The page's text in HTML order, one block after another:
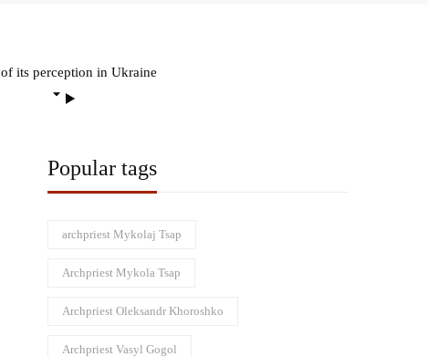
its perception in Ukraine
Popular tags
archpriest Mykolaj Tsap
Archpriest Mykola Tsap
Archpriest Oleksandr Khoroshko
Archpriest Vasyl Gogol